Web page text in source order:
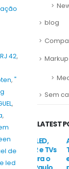
42,
, "
,
,
de
led
blog
Markup
Sem
LATEST
e TVs
o
Aluguel e
Totens
em São